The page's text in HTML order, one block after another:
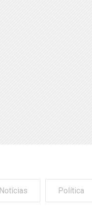
Notícias Política